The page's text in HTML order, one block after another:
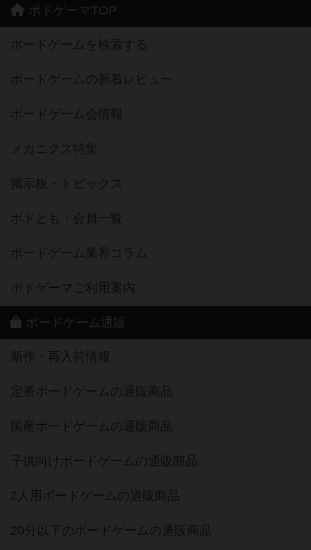
ボドゲーマTOP
ボードゲームを検索する
ボードゲームの新着レビュー
ボードゲーム会情報
メカニクス特集
掲示板・トピックス
ボドとも・会員一覧
ボードゲーム業界コラム
ボドゲーマご利用案内
ボードゲーム通販
新作・再入荷情報
定番ボードゲームの通販商品
国産ボードゲームの通販商品
子供向けボードゲームの通販商品
2人用ボードゲームの通販商品
20分以下のボードゲームの通販商品